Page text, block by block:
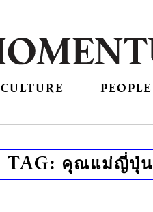
CULTURE PEOPLE
TAG: คุณแม่ญี่ปุ่น